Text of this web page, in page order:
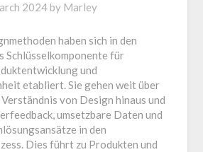
2024 by Marley
haben sich in den
Schlüsselkomponente für
und
etabliert. Sie gehen weit über
von Design hinaus und
umsetzbare Daten und
in den
Dies führt zu Produkten und